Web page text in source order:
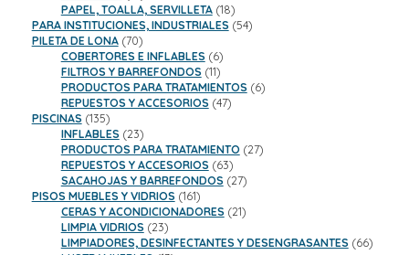
productos
PAPEL, TOALLA, SERVILLETA 1818
productos
PARA INSTITUCIONES, INDUSTRIALES 5454
PILETA DE LONA 7070
productos
COBERTORES E INFLABLES 66
productos
FILTROS Y BARREFONDOS 1111
productos
PRODUCTOS PARA TRATAMIENTOS 66
REPUESTOS Y ACCESORIOS 4747
PISCINAS 135135
productos
INFLABLES 2323
productos
PRODUCTOS PARA TRATAMIENTO 2727
REPUESTOS Y ACCESORIOS 6363
productos
SACAHOJAS Y BARREFONDOS 2727
PISOS MUEBLES Y VIDRIOS 161161
productos
CERAS Y ACONDICIONADORES 2121
LIMPIA VIDRIOS 2323
productos
LIMPIADORES, DESINFECTANTES Y DESENGRASANTES 6666